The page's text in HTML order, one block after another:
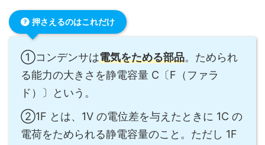
押さえるのはこれだけ
①コンデンサは電気をためる部品。ためられ
る能力の大きさを静電容量 C〔F（ファラ
ド）〕という。
②1F とは、1V の電位差を与えたときに 1C の
電荷をためられる静電容量のこと。ただし 1F